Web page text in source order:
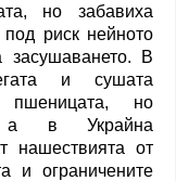
но забавиха
риск нейното
засушаването. В
и сушата
пшеницата, но
а в Украйна
нашествията от
и ограничените